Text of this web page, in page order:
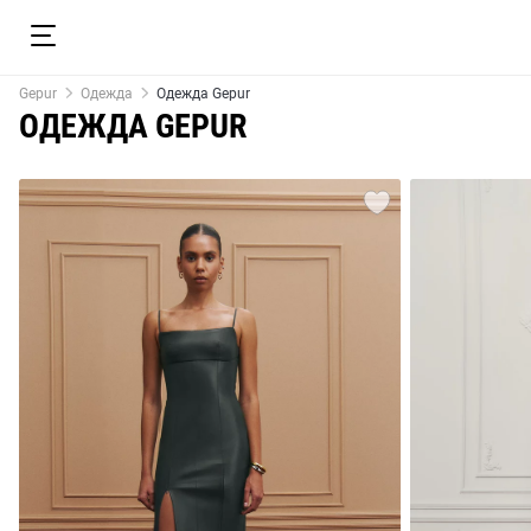
Gepur Одежда Одежда Gepur
ОДЕЖДА GEPUR